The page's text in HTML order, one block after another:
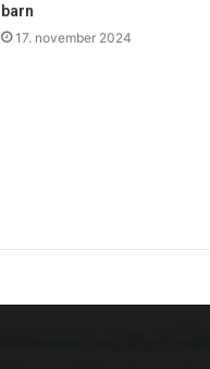
barn
17. november 2024